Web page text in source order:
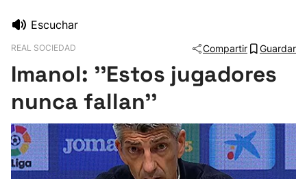
Pelota
Remo
Baloncesto
Escuchar
REAL SOCIEDAD Compartir Guardar
Imanol: ''Estos jugadores
nunca fallan''